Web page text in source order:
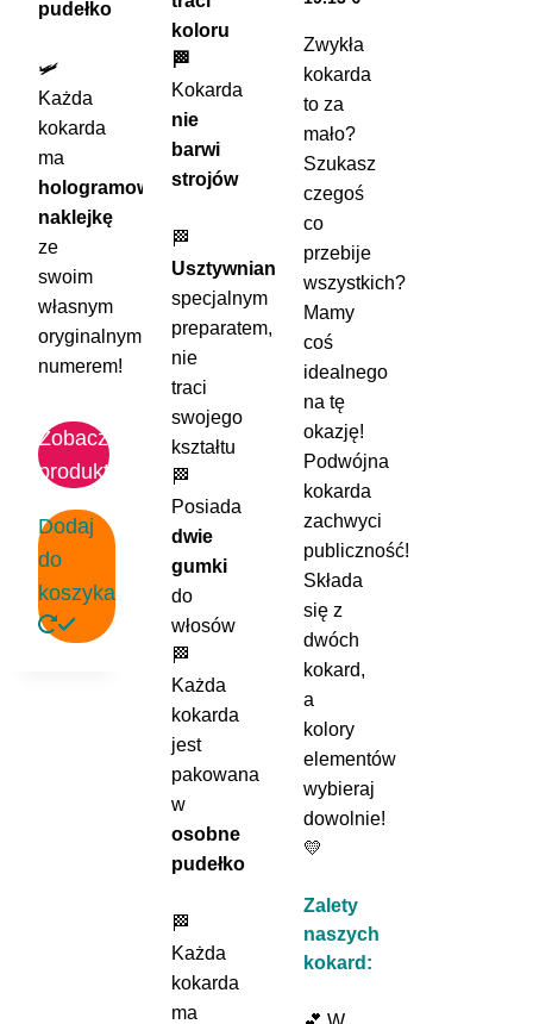
pudełko
🛩️
Każda
kokarda
ma
hologramową
naklejkę
ze
swoim
własnym
oryginalnym
numerem!
Zobacz
produkt
Dodaj
do
koszyka
koloru
🏁
Kokarda
nie
barwi
strojów
🏁
Usztywniana
specjalnym
preparatem,
nie
traci
swojego
kształtu
🏁
Posiada
dwie
gumki
do
włosów
🏁
Każda
kokarda
jest
pakowana
w
osobne
pudełko
🏁
Każda
kokarda
ma
Zwykła
kokarda
to za
mało?
Szukasz
czegoś
co
przebije
wszystkich?
Mamy
coś
idealnego
na tę
okazję!
Podwójna
kokarda
zachwyci
publiczność!
Składa
się z
dwóch
kokard,
a
kolory
elementów
wybieraj
dowolnie!
💛
Zalety
naszych
kokard: